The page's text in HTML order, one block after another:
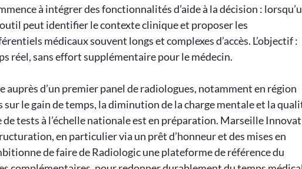
à intégrer des fonctionnalités d’aide à la décision :
peut identifier le contexte clinique et proposer les
médicaux souvent longs et complexes d’accès. L’objectif :
réel, sans effort supplémentaire pour le médecin.
d’un premier panel de radiologues, notamment en région
le gain de temps, la diminution de la charge mentale et la
tests à l’échelle nationale est en préparation. Marseille
en particulier via un prêt d’honneur et des mises en
de faire de Radiologic une plateforme de référence du